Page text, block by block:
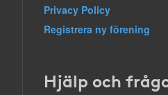
Privacy Policy
Registrera ny förening
Hjälp och